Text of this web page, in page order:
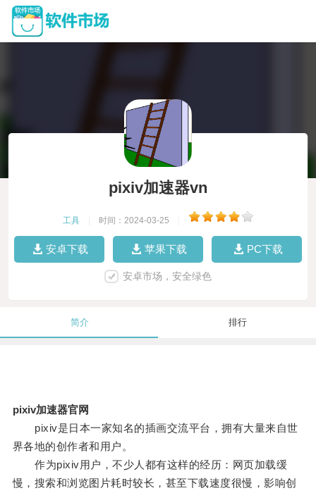
pixiv加速器vn
工具 时间：2024-03-25
安卓下载 苹果下载 PC下载
安卓市场，安全绿色
简介 排行
pixiv加速器官网
pixiv是日本一家知名的插画交流平台，拥有大量来自世
界各地的创作者和用户。
作为pixiv用户，不少人都有这样的经历：网页加载缓
慢，搜索和浏览图片耗时较长，甚至下载速度很慢，影响创